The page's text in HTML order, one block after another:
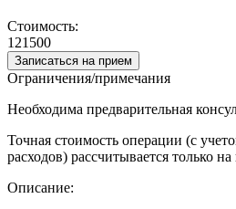
Стоимость:
121500
Записаться на прием
Ограничения/примечания
Необходима предварительная
Точная стоимость операции (с
расходов) рассчитывается только
Описание: